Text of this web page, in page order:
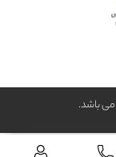
باشد.